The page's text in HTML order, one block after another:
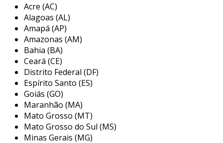
uma das principais vantagens dos cabides
transparentes é a sua versatilidade. eles podem
ser utilizados para pendurar qualquer tipo de
vestuário, desde camisetas, vestidos, até itens
mais pesados, como casacos. a transparência
deles também facilita a harmonização com
qualquer ambiente, tornando-os uma opção
popular para quem deseja um visual moderno e
organizado.
principais aplicações dos cabides
transparentes
Acre (AC)
Alagoas (AL)
Amapá (AP)
Amazonas (AM)
Bahia (BA)
Ceará (CE)
Distrito Federal (DF)
Espírito Santo (ES)
Goiás (GO)
Maranhão (MA)
Mato Grosso (MT)
Mato Grosso do Sul (MS)
Minas Gerais (MG)